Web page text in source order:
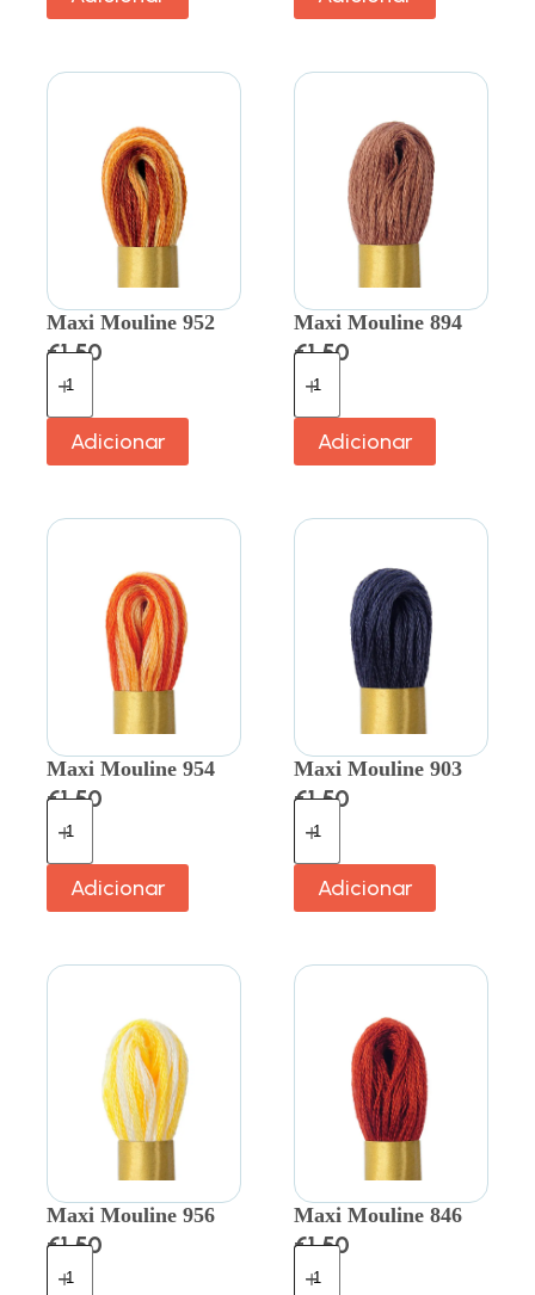
Maxi Mouline 952
€1.50
Adicionar
Maxi Mouline 894
€1.50
Adicionar
Maxi Mouline 954
€1.50
Adicionar
Maxi Mouline 903
€1.50
Adicionar
Maxi Mouline 956
€1.50
Maxi Mouline 846
€1.50